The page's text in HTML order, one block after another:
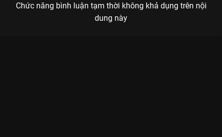
Chức năng bình luận tạm thời không khả dụng trên nội
dung này